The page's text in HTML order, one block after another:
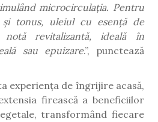
microcirculația. Pentru
tonus, uleiul cu esență de
revitalizantă, ideală în
sau epuizare.”, punctează
experiența de îngrijire acasă,
firească a beneficiilor
transformând fiecare